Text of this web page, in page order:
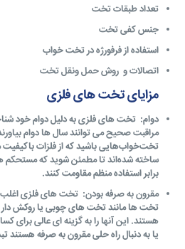
تعداد طبقات تخت
جنس کفی تخت
استفاده از فرفورژه در تخت خواب
اتصالات و روش حمل ونقل تخت
مزایای تخت های فلزی
دوام: تخت های فلزی به دلیل دوام خود
مراقبت صحیح می توانند سال ها دوام
تخت‌خواب‌هایی باشید که از فلزات باکیفیت
ساخته شده‌اند تا مطمئن شوید که مستحکم
برابر استفاده منظم مقاومت کنند.
مقرون به صرفه بودن: تخت های فلزی اغلب
تخت ها مانند تخت های چوبی یا روکش دار
هستند. این آنها را به گزینه ای عالی برای
یا به دنبال راه حلی مقرون به صرفه هستند